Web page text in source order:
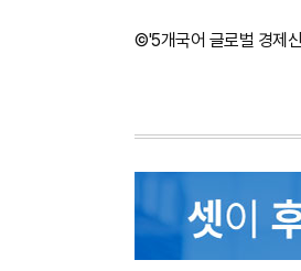
©'5개국어 글로벌 경제